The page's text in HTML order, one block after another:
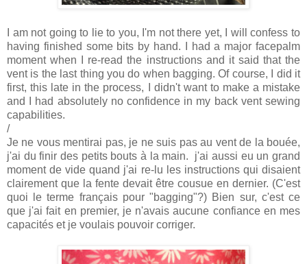
I am not going to lie to you, I'm not there yet, I will confess to
having finished some bits by hand. I had a major facepalm
moment when I re-read the instructions and it said that the
vent is the last thing you do when bagging. Of course, I did it
first, this late in the process, I didn't want to make a mistake
and I had absolutely no confidence in my back vent sewing
capabilities.
/
Je ne vous mentirai pas, je ne suis pas au vent de la bouée,
j'ai du finir des petits bouts à la main. j'ai aussi eu un grand
moment de vide quand j'ai re-lu les instructions qui disaient
clairement que la fente devait être cousue en dernier. (C'est
quoi le terme français pour "bagging"?) Bien sur, c'est ce
que j'ai fait en premier, je n'avais aucune confiance en mes
capacités et je voulais pouvoir corriger.